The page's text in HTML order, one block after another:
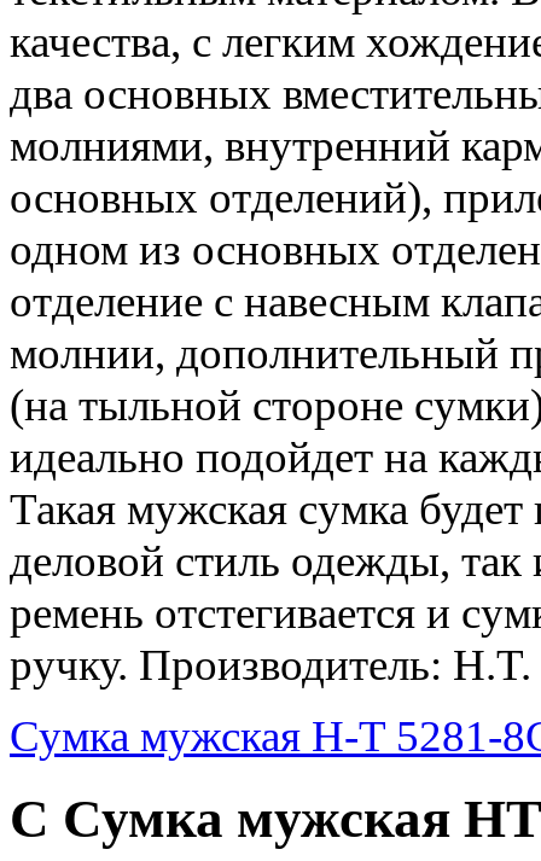
качества, с легким
два основных
молниями, внутренний
основных отделений),
одном из основных
отделение с навесным
молнии, дополнительный
(на тыльной стороне
идеально подойдет на
Такая мужская сумка будет
деловой стиль одежды,
ремень отстегивается и
ручку. Производитель:
Сумка мужская H-T 5281-8
С Сумка мужская HT